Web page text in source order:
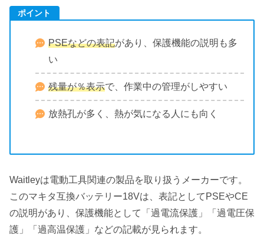
ポイント
PSEなどの表記があり、保護機能の説明も多
い
残量が％表示で、作業中の管理がしやすい
放熱孔が多く、熱が気になる人にも向く
Waitleyは電動工具関連の製品を取り扱うメーカーです。
このマキタ互換バッテリー18Vは、表記としてPSEやCE
の説明があり、保護機能として「過電流保護」「過電圧保
護」「過高温保護」などの記載が見られます。